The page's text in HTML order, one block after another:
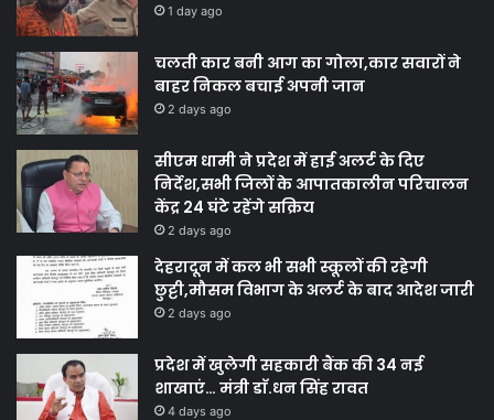
1 day ago
चलती कार बनी आग का गोला,कार सवारों ने
बाहर निकल बचाई अपनी जान
2 days ago
सीएम धामी ने प्रदेश में हाई अलर्ट के दिए
निर्देश,सभी जिलों के आपातकालीन परिचालन
केंद्र 24 घंटे रहेंगे सक्रिय
2 days ago
देहरादून में कल भी सभी स्कूलों की रहेगी
छुट्टी,मौसम विभाग के अलर्ट के बाद आदेश जारी
2 days ago
प्रदेश में खुलेगी सहकारी बैंक की 34 नई
शाखाएं… मंत्री डाॅ.धन सिंह रावत
4 days ago